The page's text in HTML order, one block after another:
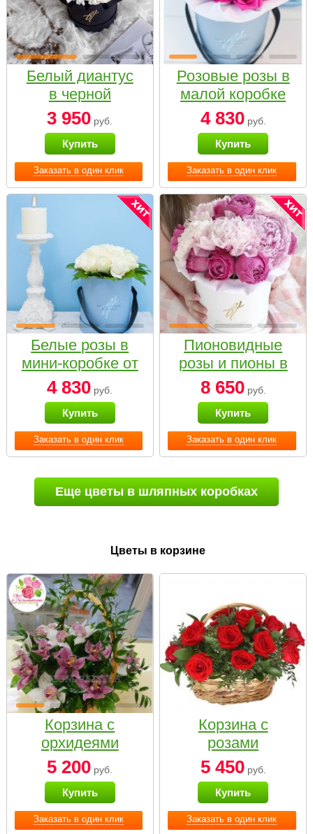
Заказать в один клик
Белый диантус
в черной
коробке Small
3 950 руб.
Купить
Заказать в один клик
Розовые розы в
малой коробке
4 830руб.
Купить
Заказать в один клик
Белые розы в
мини-коробке от
Bella Fiori
4 830 руб.
Купить
Заказать в один клик
Пионовидные
розы и пионы в
белой коробке
Small
8 650руб.
Купить
Еще цветы в шляпных коробках
Цветы в корзине
Заказать в один клик
Корзина с
орхидеями
малая
5 200 руб.
Купить
Заказать в один клик
Корзина с
розами
«Красный
Париж»
5 450руб.
Купить